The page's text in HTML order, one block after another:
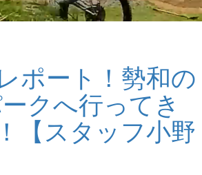
ポート！勢和の
クへ行ってき
【スタッフ小野